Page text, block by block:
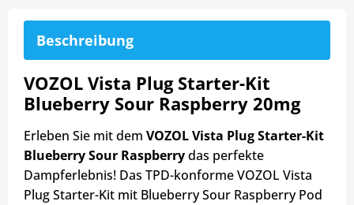
Beschreibung
VOZOL Vista Plug Starter-Kit
Blueberry Sour Raspberry 20mg
Erleben Sie mit dem VOZOL Vista Plug Starter-Kit
Blueberry Sour Raspberrydas perfekte
Dampferlebnis! Das TPD-konforme VOZOL Vista
Plug Starter-Kit mit Blueberry Sour Raspberry Pod